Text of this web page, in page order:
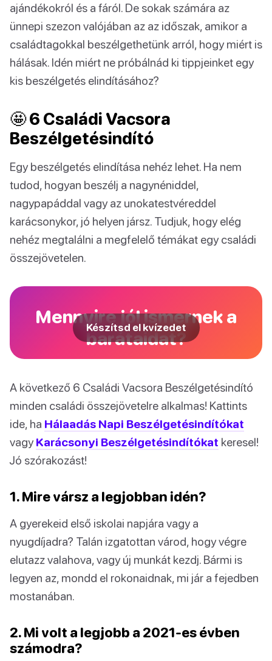
ajándékokról és a fáról. De sokak számára az
ünnepi szezon valójában az az időszak, amikor a
családtagokkal beszélgethetünk arról, hogy miért is
hálásak. Idén miért ne próbálnád ki tippjeinket egy
kis beszélgetés elindításához?
🤩 6 Családi Vacsora
Beszélgetésindító
Egy beszélgetés elindítása nehéz lehet. Ha nem
tudod, hogyan beszélj a nagynéniddel,
nagypapáddal vagy az unokatestvéreddel
karácsonykor, jó helyen jársz. Tudjuk, hogy elég
nehéz megtalálni a megfelelő témákat egy családi
összejövetelen.
Mennyire jól ismernek a
barátaidat?
Készítsd el kvízedet
A következő 6 Családi Vacsora Beszélgetésindító
minden családi összejövetelre alkalmas! Kattints
ide, ha Hálaadás Napi Beszélgetésindítókat
vagy Karácsonyi Beszélgetésindítókat keresel!
Jó szórakozást!
1. Mire vársz a legjobban idén?
A gyerekeid első iskolai napjára vagy a
nyugdíjadra? Talán izgatottan várod, hogy végre
elutazz valahova, vagy új munkát kezdj. Bármi is
legyen az, mondd el rokonaidnak, mi jár a fejedben
mostanában.
2. Mi volt a legjobb a 2021-es évben
számodra?